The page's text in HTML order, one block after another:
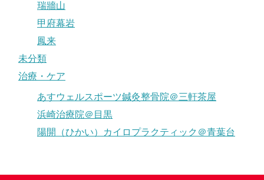
瑞牆山
甲府幕岩
鳳来
未分類
治療・ケア
あすウェルスポーツ鍼灸整骨院＠三軒茶屋
浜崎治療院＠目黒
陽開（ひかい）カイロプラクティック＠青葉台